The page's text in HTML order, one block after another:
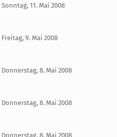
Sonntag, 11. Mai 2008
Freitag, 9. Mai 2008
Donnerstag, 8. Mai 2008
Donnerstag, 8. Mai 2008
Donnerstag, 8. Mai 2008